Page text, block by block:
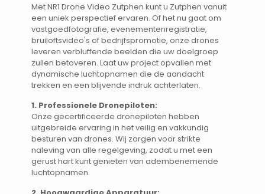
Met NR1 Drone Video Zutphen kunt u Zutphen vanuit
een uniek perspectief ervaren. Of het nu gaat om
vastgoedfotografie, evenementenregistratie,
bruiloftsvideo's of bedrijfspromotie, onze drones
leveren verbluffende beelden die uw doelgroep
zullen betoveren. Laat uw project opvallen met
dynamische luchtopnamen die de aandacht
trekken en een blijvende indruk achterlaten.
1. Professionele Dronepiloten:
Onze gecertificeerde dronepiloten hebben
uitgebreide ervaring in het veilig en vakkundig
besturen van drones. Wij zorgen voor strikte
naleving van alle regelgeving, zodat u met een
gerust hart kunt genieten van adembenemende
luchtopnamen.